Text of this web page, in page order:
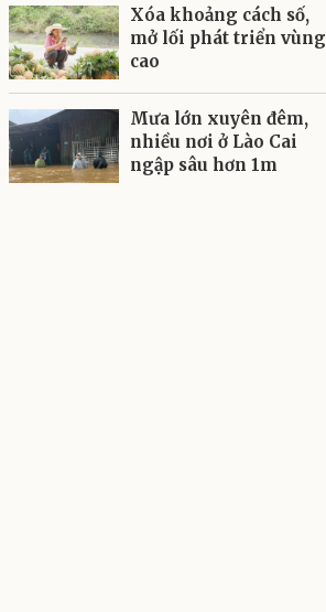
Xóa khoảng cách số,
mở lối phát triển vùng
cao
Mưa lớn xuyên đêm,
nhiều nơi ở Lào Cai
ngập sâu hơn 1m